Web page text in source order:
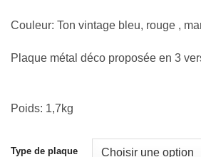
Couleur: Ton vintage bleu, rouge ,
Plaque métal déco proposée en 3
Poids: 1,7kg
Type de plaque